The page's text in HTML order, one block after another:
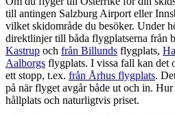
till antingen Salzburg Airport eller
vilket skidområde du besöker. Under
direktlinjer till båda flygplatserna från
Kastrup och från Billunds flygplats,
Aalborgs flygplats. I vissa fall kan det
ett stopp, t.ex. från Århus flygplats.
på när flyget avgår både ut och in.
hållplats och naturligtvis priset.